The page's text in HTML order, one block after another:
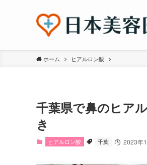
ホーム ヒアルロン酸
千葉県で鼻のヒア
き
ヒアルロン酸 千葉 2023年